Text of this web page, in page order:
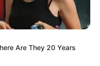
adota
em dose
Are They 20 Years